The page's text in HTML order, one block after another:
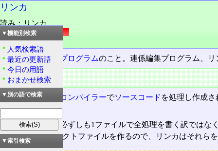
リンカ
読み：リンカ
外語：linker
品詞：名詞
リンクを行なう プログラムのこと。連係編集プログラム、
特徴
アセンブラー コンパイラーでソースコード を処理し作成
ム。
プログラムは、必ずしも1ファイルで全処理を書く訳では
イルしてオブジェクトファイルを作るので、リンカはそれら
▼機能別検索
人気検索語
最近の更新語
今日の用語
おまかせ検索
▼別の語で検索
▼索引検索